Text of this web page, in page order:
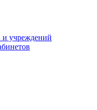
и учреждений